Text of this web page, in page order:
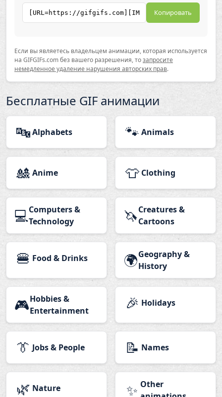
Копировать
Если вы являетесь владельцем анимации, которая используется
на GIFGIFs.com без вашего разрешения, тозапросите
немедленное удаление нарушения авторских прав.
Бесплатные GIF анимации
🔤Alphabets 🐾 Animals
🎎 Anime 👕 Clothing
💻Computers &
Technology
🦄Creatures &
Cartoons
🍔 Food & Drinks 🌍Geography &
History
🎮Hobbies &
Entertainment
🎉 Holidays
👔 Jobs & People 📝 Names
🌿 Nature ✨ Other